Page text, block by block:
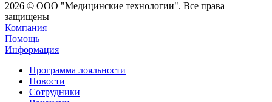
2026 © ООО "Медицинские технологии". Все права
защищены
Компания
Помощь
Информация
Программа лояльности
Новости
Сотрудники